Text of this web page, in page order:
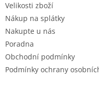
Velikosti zboží
Nákup na splátky
Nakupte u nás
Poradna
Obchodní podmínky
Podmínky ochrany